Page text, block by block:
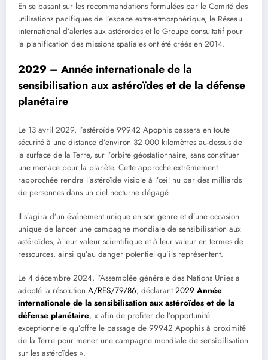
En se basant sur les recommandations formulées par le Comité des
utilisations pacifiques de l’espace extra-atmosphérique, le Réseau
international d’alertes aux astéroïdes et le Groupe consultatif pour
la planification des missions spatiales ont été créés en 2014.
2029 – Année internationale de la
sensibilisation aux astéroïdes et de la défense
planétaire
Le 13 avril 2029, l’astéroïde 99942 Apophis passera en toute
sécurité à une distance d’environ 32 000 kilomètres au-dessus de
la surface de la Terre, sur l’orbite géostationnaire, sans constituer
une menace pour la planète. Cette approche extrêmement
rapprochée rendra l’astéroïde visible à l’œil nu par des milliards
de personnes dans un ciel nocturne dégagé.
Il s’agira d’un événement unique en son genre et d’une occasion
unique de lancer une campagne mondiale de sensibilisation aux
astéroïdes, à leur valeur scientifique et à leur valeur en termes de
ressources, ainsi qu’au danger potentiel qu’ils représentent.
Le 4 décembre 2024, l’Assemblée générale des Nations Unies a
adopté la résolution A/RES/79/86, déclarant2029 Année
internationale de la sensibilisation aux astéroïdes et de la
défense planétaire, « afin de profiter de l’opportunité
exceptionnelle qu’offre le passage de 99942 Apophis à proximité
de la Terre pour mener une campagne mondiale de sensibilisation
sur les astéroïdes ».